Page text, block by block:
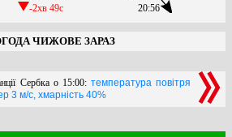
-2хв 49c
20:56
ЧИЖОВЕ ЗАРАЗ
Сербка о 15:00: температура повітря
3 м/с, хмарність 40%